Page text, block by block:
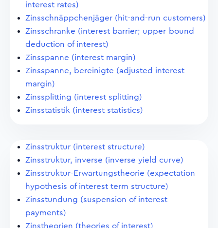
interest rates)
Zinsschnäppchenjäger (hit-and-run customers)
Zinsschranke (interest barrier; upper-bound
deduction of interest)
Zinsspanne (interest margin)
Zinsspanne, bereinigte (adjusted interest
margin)
Zinssplitting (interest splitting)
Zinsstatistik (interest statistics)
Zinsstruktur (interest structure)
Zinsstruktur, inverse (inverse yield curve)
Zinsstruktur-Erwartungstheorie (expectation
hypothesis of interest term structure)
Zinsstundung (suspension of interest
payments)
Zinstheorien (theories of interest)